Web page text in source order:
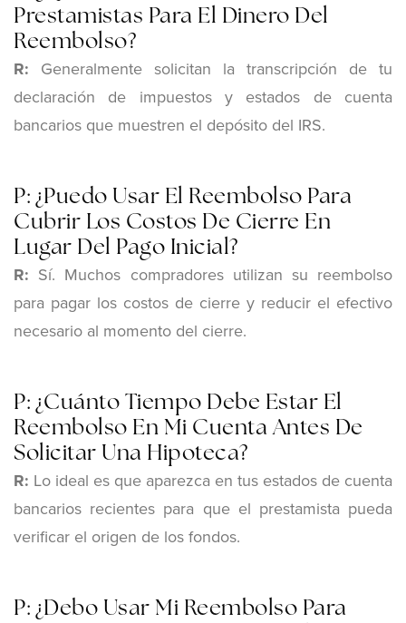
Prestamistas Para El Dinero Del
Reembolso?
R: Generalmente solicitan la transcripción de tu
declaración de impuestos y estados de cuenta
bancarios que muestren el depósito del IRS.
P: ¿Puedo Usar El Reembolso Para
Cubrir Los Costos De Cierre En
Lugar Del Pago Inicial?
R: Sí. Muchos compradores utilizan su reembolso
para pagar los costos de cierre y reducir el efectivo
necesario al momento del cierre.
P: ¿Cuánto Tiempo Debe Estar El
Reembolso En Mi Cuenta Antes De
Solicitar Una Hipoteca?
R: Lo ideal es que aparezca en tus estados de cuenta
bancarios recientes para que el prestamista pueda
verificar el origen de los fondos.
P: ¿Debo Usar Mi Reembolso Para